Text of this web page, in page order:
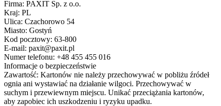
Firma: PAXIT Sp. z o.o.
Kraj: PL
Ulica: Czachorowo 54
Miasto: Gostyń
Kod pocztowy: 63-800
E-mail: paxit@paxit.pl
Numer telefonu: +48 455 455 016
Informacje o bezpieczeństwie
Zawartość: Kartonów nie należy przechowywać w pobliżu źródeł
ognia ani wystawiać na działanie wilgoci. Przechowywać w
suchym i przewiewnym miejscu. Unikać przeciążania kartonów,
aby zapobiec ich uszkodzeniu i ryzyku upadku.